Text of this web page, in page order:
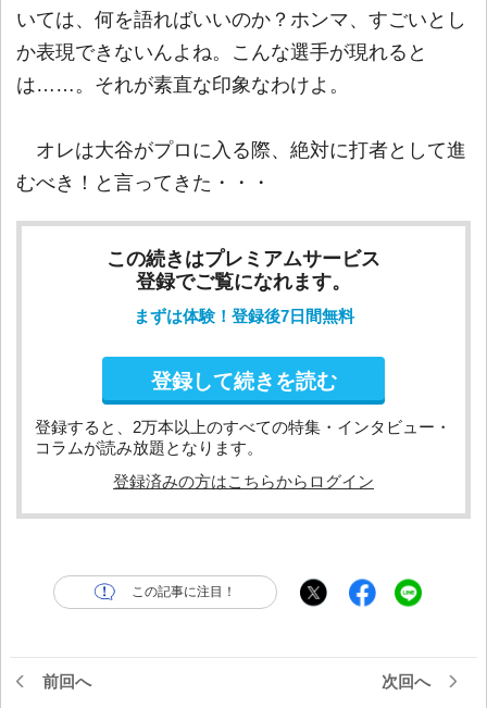
いては、何を語ればいいのか？ホンマ、すごいとし
か表現できないんよね。こんな選手が現れると
は……。それが素直な印象なわけよ。
オレは大谷がプロに入る際、絶対に打者として進
むべき！と言ってきた・・・
この続きはプレミアムサービス
登録でご覧になれます。
まずは体験！登録後7日間無料
登録して続きを読む
登録すると、2万本以上のすべての特集・インタビュー・
コラムが読み放題となります。
登録済みの方はこちらからログイン
この記事に注目！
前回へ 次回へ